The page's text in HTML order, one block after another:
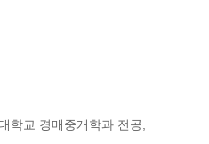
학교 경매중개학과 전공,